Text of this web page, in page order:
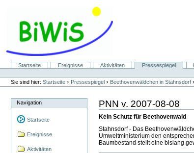
Navigation
SektionenStartseite Ereignisse Aktivitäten Pressespiegel
Benutzerspezifische
Werkzeuge
Sie sind hier: Startseite › Pressespiegel › Beethovenwäldchen in Stahnsdorf
Navigation
Startseite
Ereignisse
Aktivitäten
PNN v. 2007-08-08
Kein Schutz für Beethovenwald
Stahnsdorf - Das
Umweltministerium den
Baumbestand stellt eine bislang